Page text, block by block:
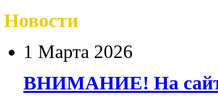
Новости
1 Марта 2026
ВНИМАНИЕ! На сайте